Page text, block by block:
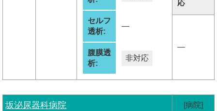
セルフ
透析:
―
腹膜透
析:
非対応
応
―
坂泌尿器科病院 [病院]